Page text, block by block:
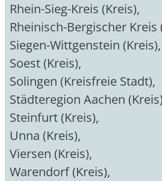
Rhein-Sieg-Kreis (Kreis),
Rheinisch-Bergischer Kreis
Siegen-Wittgenstein (Kreis),
Soest (Kreis),
Solingen (Kreisfreie Stadt),
Städteregion Aachen (Kreis)
Steinfurt (Kreis),
Unna (Kreis),
Viersen (Kreis),
Warendorf (Kreis),